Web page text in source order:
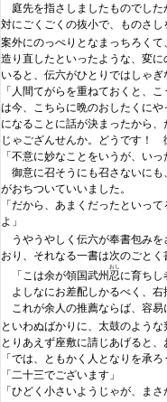
庭先を指さしましたものでし
対にごくごくの抜小で、ものさ
案外にのっぺりとなまっちろく
造り直したといったような、変
いると、伝六がひとりではしゃ
「人間てがらを重ねておくと、
は今、こちらに晩のおしたくに
になることに話が決まったから
じゃござんせんか。どうです！
「不意に妙なことをいうが、い
御意に召そうにも召さないにも
がおちついていいました。
「だから、あまくだったといっ
よ」
うやうやしく伝六が奉書包みを
おり、それなる一書は次のごとく
「こは余が領国武州忍
おし
に育ちし
よしなにお差配しかるべく、右
これが余人の推薦ならば、容易
といわぬばかりに、太鼓のよう
とりあえず座敷に請じあげると
「では、ともかく人となりを承ろ
「二十三でございます」
「ひどく小さいようじゃが、ま